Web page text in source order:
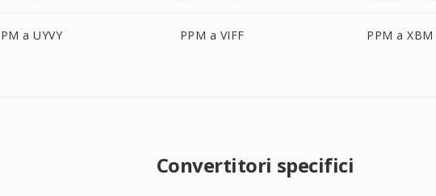
a UYVY PPM a VIFF PPM a XBM
Convertitori specifici